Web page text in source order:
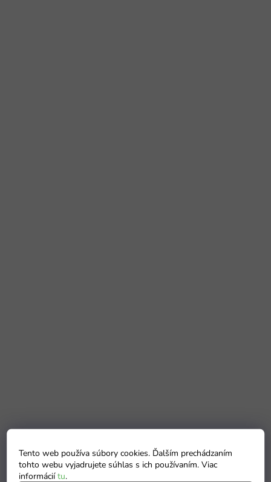
Tento web používa súbory cookies. Ďalším prechádzaním
tohto webu vyjadrujete súhlas s ich používaním. Viac
informáciítu.